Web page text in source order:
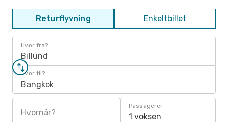
Returflyvning Enkeltbillet
Hvor fra?
Billund
Hvor til?
Bangkok
Hvornår?
Passagerer
1 voksen